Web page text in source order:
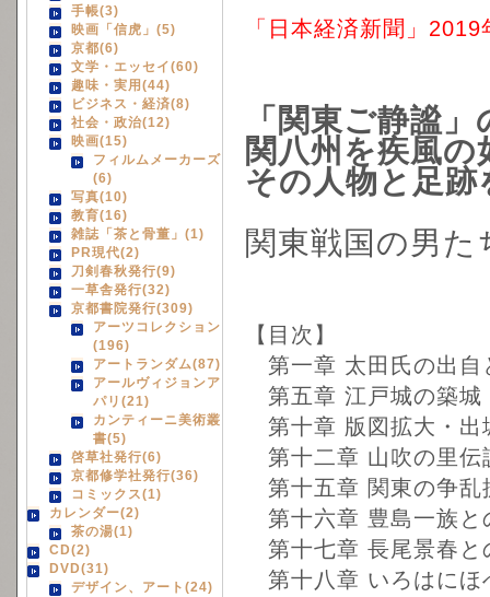
手帳(3)
映画「信虎」(5)
京都(6)
文学・エッセイ(60)
趣味・実用(44)
ビジネス・経済(8)
社会・政治(12)
映画(15)
フィルムメーカーズ
(6)
写真(10)
教育(16)
雑誌「茶と骨董」(1)
PR現代(2)
刀剣春秋発行(9)
一草舎発行(32)
京都書院発行(309)
アーツコレクション
(196)
アートランダム(87)
アールヴィジョンア
パリ(21)
カンティーニ美術叢
書(5)
啓草社発行(6)
京都修学社発行(36)
コミックス(1)
カレンダー(2)
茶の湯(1)
CD(2)
DVD(31)
デザイン、アート(24)
「日本経済新聞」
「関東ご静謐
関八州を疾風
その人物と足
関東戦国の男
【目次】
第一章 太田氏の出自
第五章 江戸城の築城
第十章 版図拡大・出
第十二章 山吹の里伝
第十五章 関東の争乱
第十六章 豊島一族と
第十七章 長尾景春と
第十八章 いろはにほ